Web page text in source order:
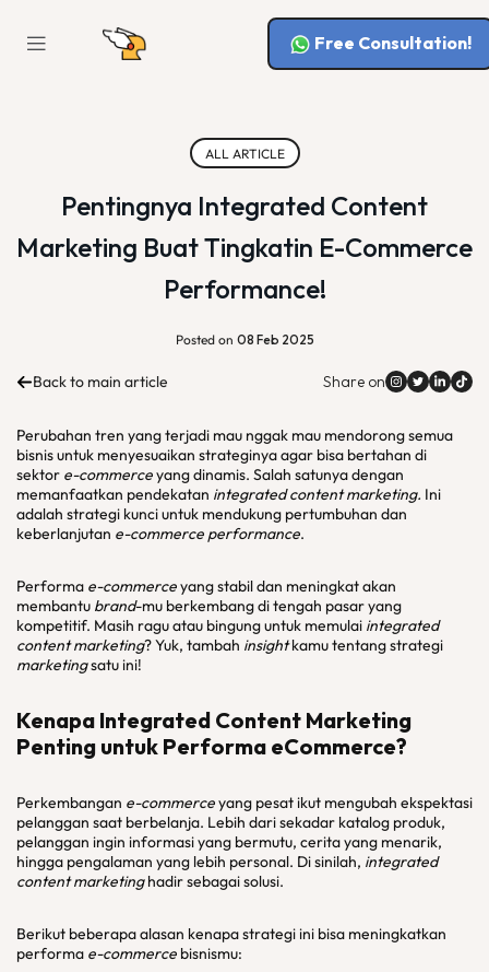
Free Consultation!
ALL ARTICLE
Pentingnya Integrated Content
Marketing Buat Tingkatin E-Commerce
Performance!
Posted on 08 Feb 2025
Back to main article Share on
Perubahan tren yang terjadi mau nggak mau mendorong semua
bisnis untuk menyesuaikan strateginya agar bisa bertahan di
sektor e-commerceyang dinamis. Salah satunya dengan
memanfaatkan pendekatan integrated content marketing. Ini
adalah strategi kunci untuk mendukung pertumbuhan dan
keberlanjutan e-commerce performance.
Performa e-commerceyang stabil dan meningkat akan
membantu brand-mu berkembang di tengah pasar yang
kompetitif. Masih ragu atau bingung untuk memulai integrated
content marketing? Yuk, tambah insightkamu tentang strategi
marketingsatu ini!
Kenapa Integrated Content Marketing
Penting untuk Performa eCommerce?
Perkembangan e-commerceyang pesat ikut mengubah ekspektasi
pelanggan saat berbelanja. Lebih dari sekadar katalog produk,
pelanggan ingin informasi yang bermutu, cerita yang menarik,
hingga pengalaman yang lebih personal. Di sinilah, integrated
content marketinghadir sebagai solusi.
Berikut beberapa alasan kenapa strategi ini bisa meningkatkan
performa e-commerce bisnismu: